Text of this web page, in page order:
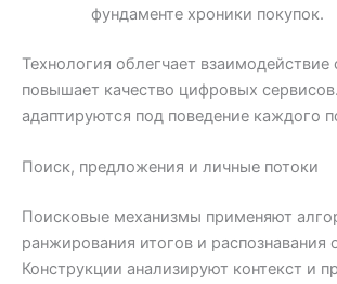
фундаменте хроники покупок.
Технология облегчает
повышает качество цифровых
адаптируются под поведение каждого
Поиск, предложения и личные потоки
Поисковые механизмы применяют
ранжирования итогов и распознавания
Конструкции анализируют контекст и